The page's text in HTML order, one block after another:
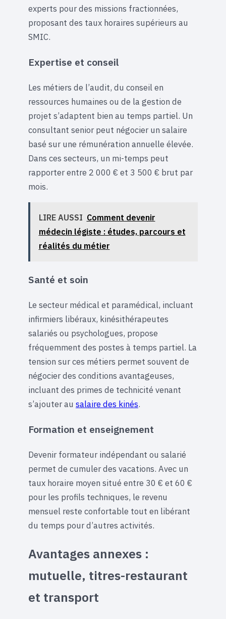
experts pour des missions fractionnées,
proposant des taux horaires supérieurs au
SMIC.
Expertise et conseil
Les métiers de l’audit, du conseil en
ressources humaines ou de la gestion de
projet s’adaptent bien au temps partiel. Un
consultant senior peut négocier un salaire
basé sur une rémunération annuelle élevée.
Dans ces secteurs, un mi-temps peut
rapporter entre 2 000 € et 3 500 € brut par
mois.
LIRE AUSSI Comment devenir
médecin légiste : études, parcours et
réalités du métier
Santé et soin
Le secteur médical et paramédical, incluant
infirmiers libéraux, kinésithérapeutes
salariés ou psychologues, propose
fréquemment des postes à temps partiel. La
tension sur ces métiers permet souvent de
négocier des conditions avantageuses,
incluant des primes de technicité venant
s’ajouter au salaire des kinés.
Formation et enseignement
Devenir formateur indépendant ou salarié
permet de cumuler des vacations. Avec un
taux horaire moyen situé entre 30 € et 60 €
pour les profils techniques, le revenu
mensuel reste confortable tout en libérant
du temps pour d’autres activités.
Avantages annexes :
mutuelle, titres-restaurant
et transport